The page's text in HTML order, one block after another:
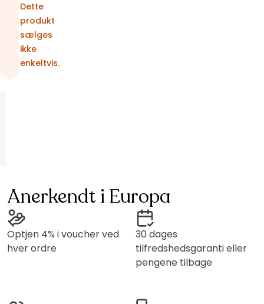
Dette
produkt
sælges
ikke
enkeltvis.
Anerkendt i Europa
Optjen 4% i voucher ved
hver ordre
30 dages
tilfredshedsgaranti eller
pengene tilbage